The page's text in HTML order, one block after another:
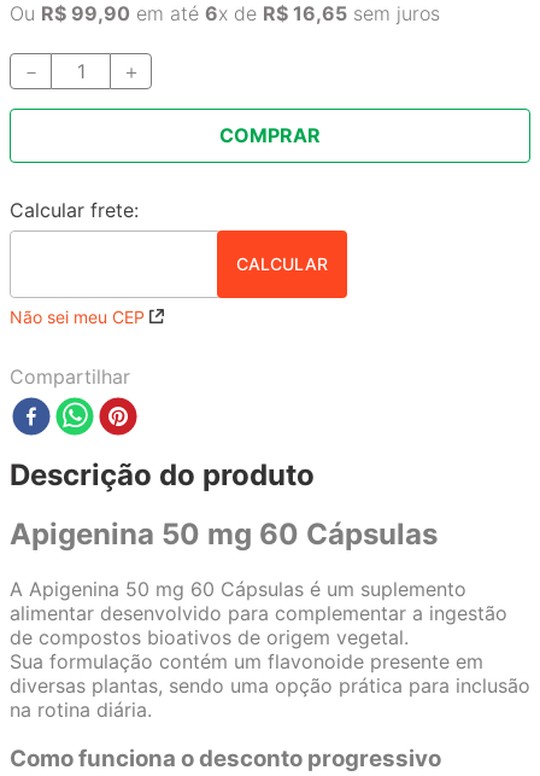
Ou R$ 99,90 em até 6x de R$ 16,65 sem juros
＋
－
COMPRAR
Não sei meu CEP
Compartilhar
Descrição do produto
Apigenina 50 mg 60 Cápsulas
A Apigenina 50 mg 60 Cápsulas é um suplemento
alimentar desenvolvido para complementar a ingestão
de compostos bioativos de origem vegetal.
Sua formulação contém um flavonoide presente em
diversas plantas, sendo uma opção prática para inclusão
na rotina diária.
Como funciona o desconto progressivo